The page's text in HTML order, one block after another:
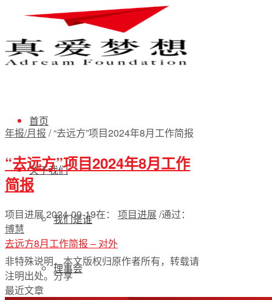
首页
关于我们
我们是谁
理事会
年报/月报 /“去远方”项目2024年8月工作简报
“去远方”项目2024年8月工作
简报
项目进展2024-09-19在： 项目进展/通过：
博慧
去远方8月工作简报 – 对外
非特殊说明，本文版权归原作者所有，转载请
注明出处。 分享
最近文章